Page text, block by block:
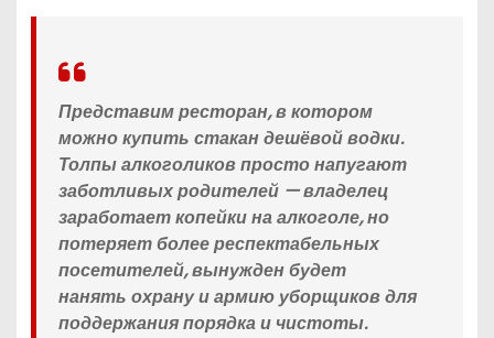
Представим ресторан, в котором
можно купить стакан дешёвой водки.
Толпы алкоголиков просто напугают
заботливых родителей — владелец
заработает копейки на алкоголе, но
потеряет более респектабельных
посетителей, вынужден будет
нанять охрану и армию уборщиков для
поддержания порядка и чистоты.